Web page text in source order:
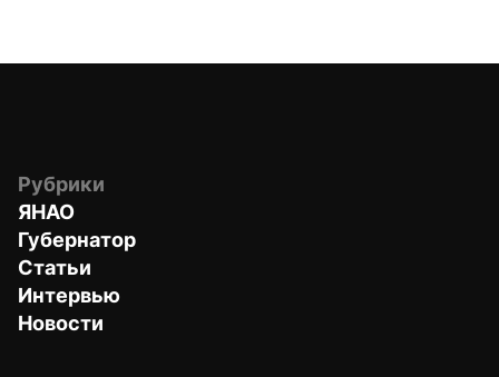
Рубрики
ЯНАО
Губернатор
Статьи
Интервью
Новости